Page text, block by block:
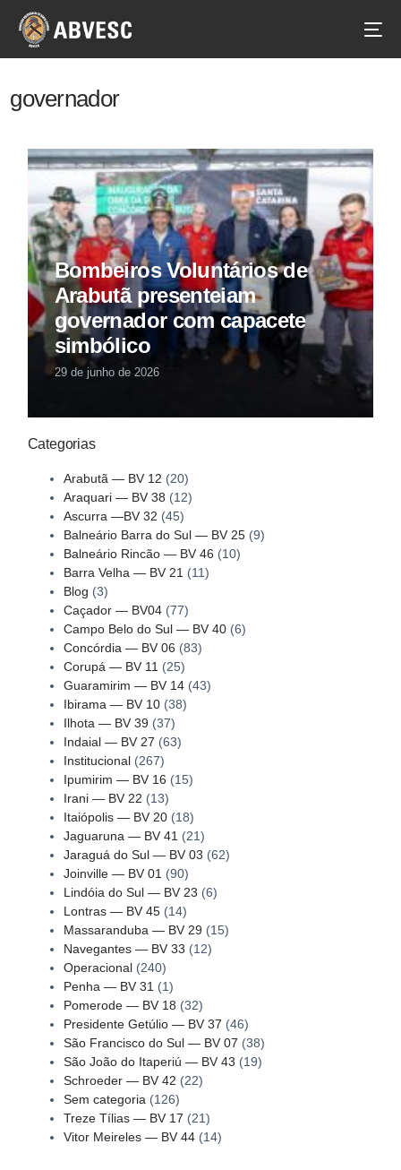
governador
Bombeiros Voluntários de
Arabutã presenteiam
governador com capacete
simbólico
29 de junho de 2026
Categorias
Arabutã — BV 12 (20)
Araquari — BV 38 (12)
Ascurra —BV 32 (45)
Balneário Barra do Sul — BV 25(9)
Balneário Rincão — BV 46 (10)
Barra Velha — BV 21 (11)
Blog (3)
Caçador — BV04(77)
Campo Belo do Sul — BV 40(6)
Concórdia — BV 06 (83)
Corupá — BV 11 (25)
Guaramirim — BV 14(43)
Ibirama — BV 10(38)
Ilhota — BV 39 (37)
Indaial — BV 27 (63)
Institucional(267)
Ipumirim — BV 16 (15)
Irani — BV 22 (13)
Itaiópolis — BV 20(18)
Jaguaruna — BV 41 (21)
Jaraguá do Sul — BV 03 (62)
Joinville — BV 01 (90)
Lindóia do Sul — BV 23 (6)
Lontras — BV 45(14)
Massaranduba — BV 29 (15)
Navegantes — BV 33 (12)
Operacional(240)
Penha — BV 31 (1)
Pomerode — BV 18 (32)
Presidente Getúlio — BV 37 (46)
São Francisco do Sul — BV 07 (38)
São João do Itaperiú — BV 43 (19)
Schroeder — BV 42 (22)
Sem categoria (126)
Treze Tílias — BV 17 (21)
Vitor Meireles — BV 44(14)